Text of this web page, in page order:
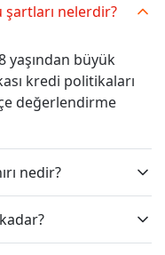
şartları nelerdir?
yaşından büyük
kredi politikaları
değerlendirme
nedir?